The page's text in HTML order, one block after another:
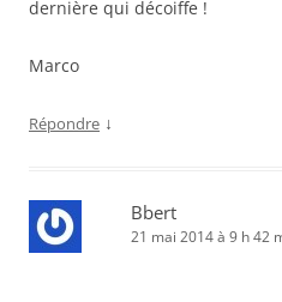
dernière qui décoiffe !
Marco
Répondre ↓
Bbert
21 mai 2014 à 9 h 42